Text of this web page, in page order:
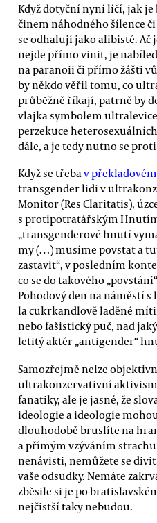
Když dotyční nyní líčí, jak
činem náhodného šílence
se odhalují jako alibisté. Ač
nejde přímo vinit, je
na paranoii či přímo žášti
by někdo věřil tomu, co
průběžně říkají, patrně by
vlajka symbolem
perzekuce
dále, a je tedy nutno se
Když se třebav
transgender lidi v
Monitor (Res Claritatis),
s protipotratářským
„transgenderové hnutí
my (…) musíme povstat a
zastavit“, v posledním
co se do takového
Pohodový den na náměstí s
la cukrkandlově laděné
nebo fašistický puč, nad
letitý aktér „antigender“
Samozřejmě nelze
ultrakonzervativní
fanatiky, ale je jasné, že
ideologie a ideologie
dlouhodobě bruslíte na
a přímým vzýváním
nenávisti, nemůžete se
vaše odsudky. Nemáte
zběsile si je po
nejčistší taky nebudou.